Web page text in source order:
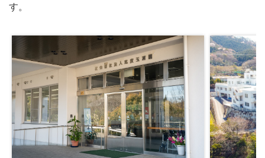
す。